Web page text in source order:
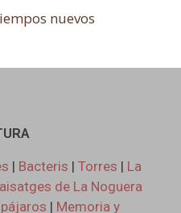
nuevos
| Bacteris | Torres | La
de La Noguera
| Memoria y